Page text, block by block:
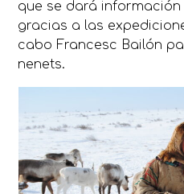
que se dará
gracias a las
cabo Francesc Bailón
nenets.